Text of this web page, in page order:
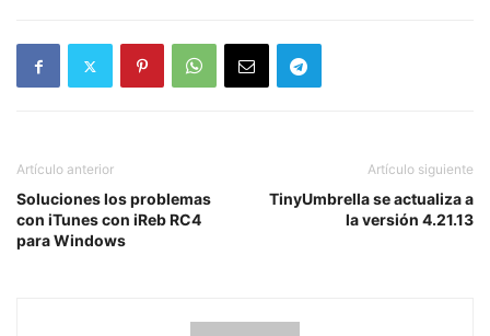
Artículo anterior
Soluciones los problemas
con iTunes con iReb RC4
para Windows
Artículo siguiente
TinyUmbrella se actualiza a
la versión 4.21.13